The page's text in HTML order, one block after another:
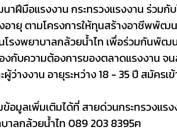
ฝีมือแรงงาน กระทรวงแรงงาน ร่วม
ายุ ตามโครงการให้ทุนสร้างอาชีพพัฒน
รงพยาบาลกล้วยน้ำไท เพื่อร่วมกันพัฒ
กับความต้องการของตลาดแรงงาน จ
ผู้ว่างงาน อายุระหว่าง 18 - 35 ปี สมัครเ
อมูลเพิ่มเติมได้ที่ สายด่วนกระทรวงแ
าลกล้วยน้ำไท 089 203 8395ฅ